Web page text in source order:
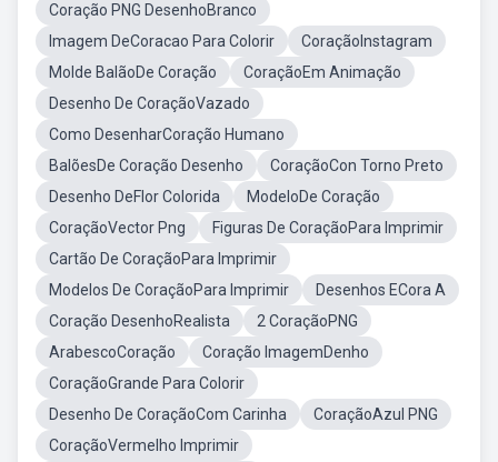
Coração PNG DesenhoBranco
Imagem DeCoracao Para Colorir
CoraçãoInstagram
Molde BalãoDe Coração
CoraçãoEm Animação
Desenho De CoraçãoVazado
Como DesenharCoração Humano
BalõesDe Coração Desenho
CoraçãoCon Torno Preto
Desenho DeFlor Colorida
ModeloDe Coração
CoraçãoVector Png
Figuras De CoraçãoPara Imprimir
Cartão De CoraçãoPara Imprimir
Modelos De CoraçãoPara Imprimir
Desenhos ECora A
Coração DesenhoRealista
2 CoraçãoPNG
ArabescoCoração
Coração ImagemDenho
CoraçãoGrande Para Colorir
Desenho De CoraçãoCom Carinha
CoraçãoAzul PNG
CoraçãoVermelho Imprimir